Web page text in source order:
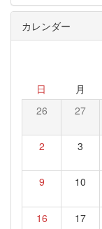
カレンダー
日 月
26 27
2 3
9 10
16 17